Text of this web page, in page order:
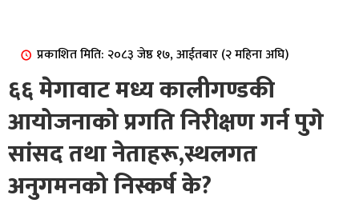
प्रकाशित मिति: २०८३ जेष्ठ १७, आईतबार (२ महिना अघि)
६६ मेगावाट मध्य कालीगण्डकी
आयोजनाको प्रगति निरीक्षण गर्न पुगे
सांसद तथा नेताहरू,स्थलगत
अनुगमनको निस्कर्ष के?